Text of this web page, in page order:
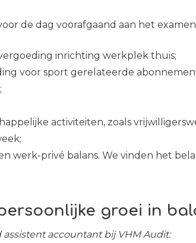
de dag voorafgaand aan het
inrichting werkplek thuis;
voor sport gerelateerde
activiteiten, zoals
werk-privé balans. We vinden het
groei in
accountant bij VHM Audit: